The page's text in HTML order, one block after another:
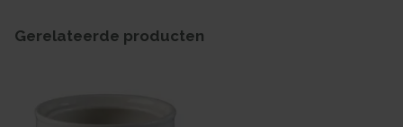
Gerelateerde producten